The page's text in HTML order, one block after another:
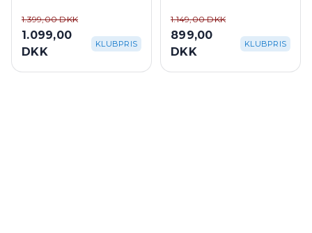
1.399,00 DKK
1.099,00
DKK
KLUBPRIS
1.149,00 DKK
899,00
DKK
KLUBPRIS